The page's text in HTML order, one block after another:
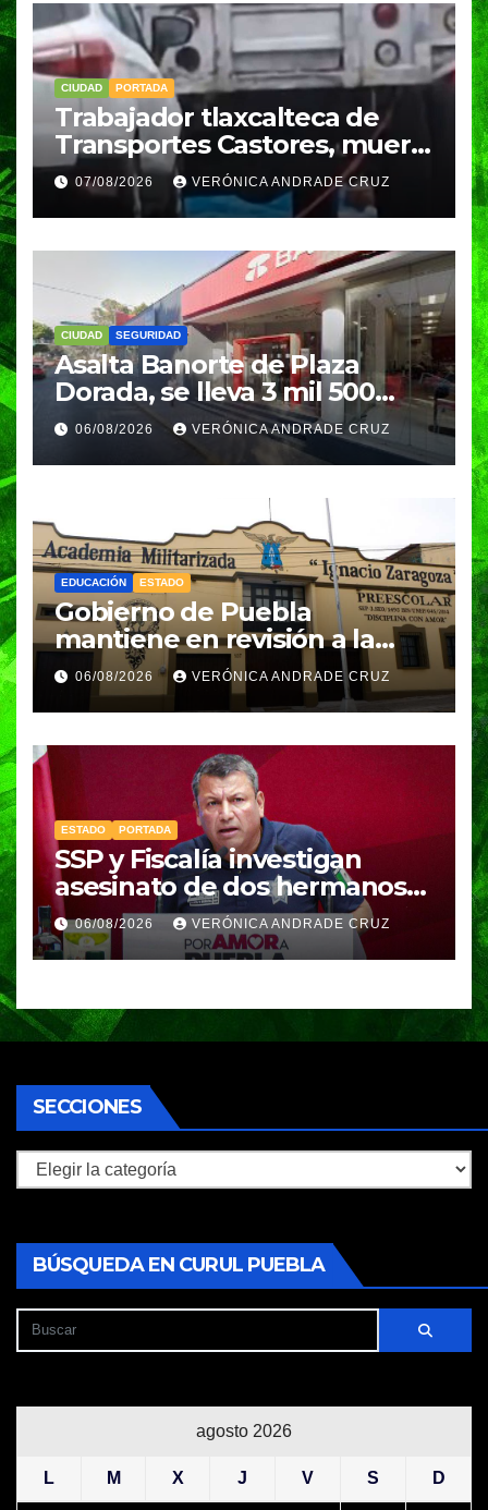
CIUDAD PORTADA
Trabajador tlaxcalteca de
Transportes Castores, muere
aplastado por azulejos en
Puebla
07/08/2026 VERÓNICA ANDRADE CRUZ
CIUDAD SEGURIDAD
Asalta Banorte de Plaza
Dorada, se lleva 3 mil 500
pesos
06/08/2026 VERÓNICA ANDRADE CRUZ
EDUCACIÓN ESTADO
Gobierno de Puebla
mantiene en revisión a la
Academia Militarizada para
seguir operando: Armenta
06/08/2026 VERÓNICA ANDRADE CRUZ
ESTADO PORTADA
SSP y Fiscalía investigan
asesinato de dos hermanos
en Huixcolotla; refuerzan
seguridad en la Central de
Abasto
06/08/2026 VERÓNICA ANDRADE CRUZ
SECCIONES
Secciones
BÚSQUEDA EN CURUL PUEBLA
agosto 2026
L M X J V S D